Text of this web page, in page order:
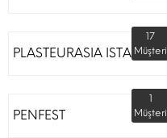
PLASTEURASIA ISTANBUL
17
Müşteri
PENFEST
1
Müşteri